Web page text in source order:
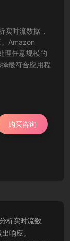
实时流数据，
Amazon
理任意规模的
最符合应用程
购买咨询
析实时流数
响应。